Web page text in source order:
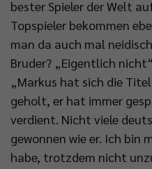
bester Spieler der Welt
Topspieler bekommen
man da auch mal
Bruder? „Eigentlich
„Markus hat sich die
geholt, er hat immer
verdient. Nicht viele
gewonnen wie er. Ich bin
habe, trotzdem nicht